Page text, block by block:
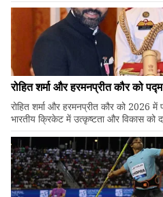
रोहित शर्मा और हरमनप्रीत कौर को
रोहित शर्मा और हरमनप्रीत कौर को 2026 में
भारतीय क्रिकेट में उत्कृष्टता और विकास को